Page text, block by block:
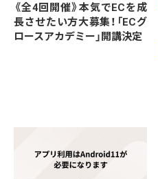
《全4回開催》本気でECを成
長させたい方大募集！「ECグ
ロースアカデミー」開講決定